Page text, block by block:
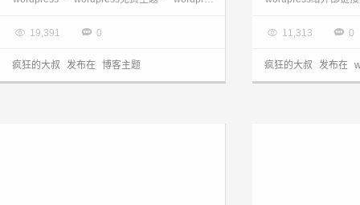
 19,391  0
疯狂的大叔 发布在 博客主题
 11,313  0
疯狂的大叔 发布在